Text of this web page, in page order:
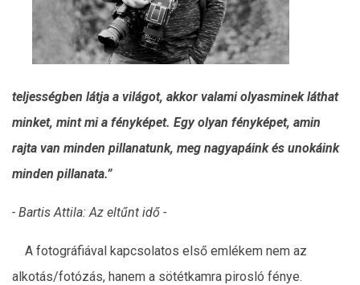
teljességben látja a világot, akkor valami olyasminek láthat
minket, mint mi a fényképet. Egy olyan fényképet, amin
rajta van minden pillanatunk, meg nagyapáink és unokáink
minden pillanata.”
- Bartis Attila: Az eltűnt idő -
A fotográfiával kapcsolatos első emlékem nem az
alkotás/fotózás, hanem a sötétkamra pirosló fénye.